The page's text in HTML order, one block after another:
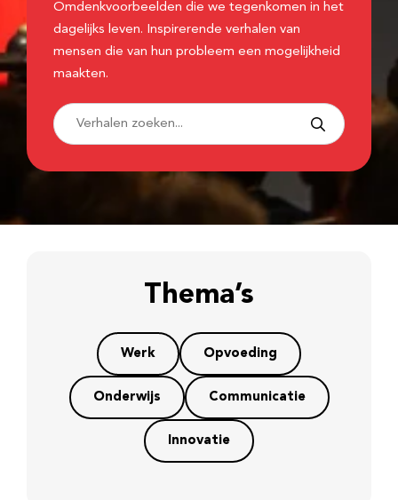
Omdenkvoorbeelden die we tegenkomen in het
dagelijks leven. Inspirerende verhalen van
mensen die van hun probleem een mogelijkheid
maakten.
Thema’s
Werk Opvoeding
Onderwijs Communicatie
Innovatie